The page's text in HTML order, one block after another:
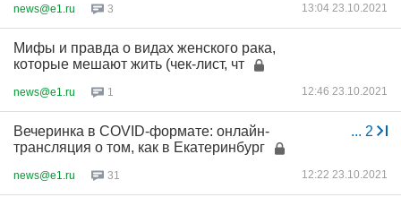
news@e1.ru 3 13:04 23.10.2021
Мифы и правда о видах женского рака,
которые мешают жить (чек-лист, чт
news@e1.ru 1 12:46 23.10.2021
... 2
Вечеринка в COVID-формате: онлайн-
трансляция о том, как в Екатеринбург
news@e1.ru 31 12:22 23.10.2021